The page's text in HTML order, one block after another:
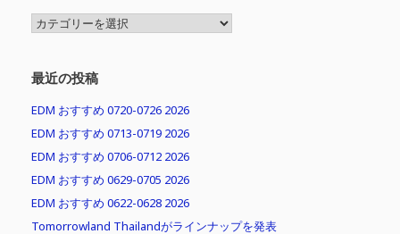
MENU
最近の投稿
EDM おすすめ 0720-0726 2026
EDM おすすめ 0713-0719 2026
EDM おすすめ 0706-0712 2026
EDM おすすめ 0629-0705 2026
EDM おすすめ 0622-0628 2026
Tomorrowland Thailandがラインナップを発表